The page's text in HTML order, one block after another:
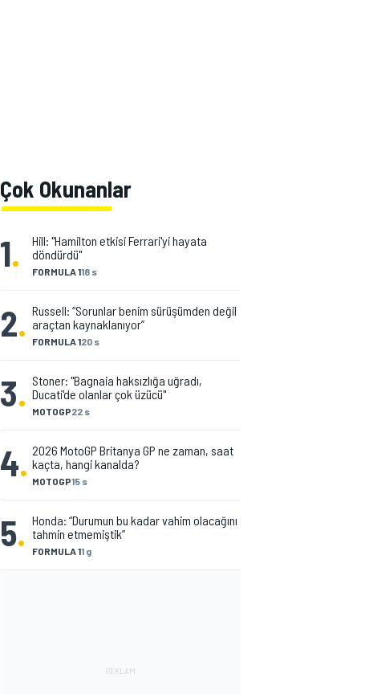
Çok Okunanlar
1. FORMULA 118 s
Hill: "Hamilton etkisi Ferrari'yi hayata
döndürdü"
2. FORMULA 120 s
Russell: “Sorunlar benim sürüşümden değil
araçtan kaynaklanıyor”
3. MOTOGP22 s
Stoner: "Bagnaia haksızlığa uğradı,
Ducati'de olanlar çok üzücü"
4. MOTOGP15 s
2026 MotoGP Britanya GP ne zaman, saat
kaçta, hangi kanalda?
5. FORMULA 11 g
Honda: “Durumun bu kadar vahim olacağını
tahmin etmemiştik”